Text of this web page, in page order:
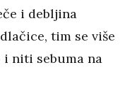
i debljina
tim se više
niti sebuma na